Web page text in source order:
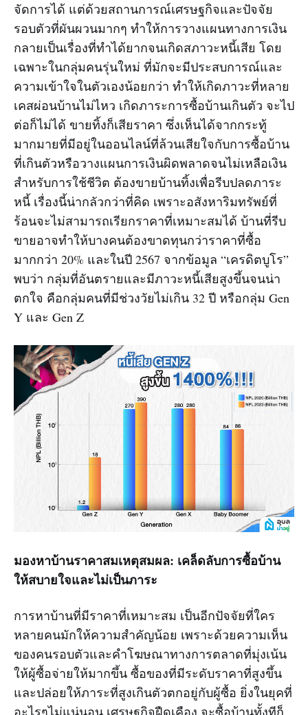
จัดการได้ แต่ด้วยสถานการณ์เศรษฐกิจและปัจจัย
รอบตัวที่ผันผวนมากๆ ทำให้การวางแผนทางการเงิน
กลายเป็นเรื่องที่ทำได้ยากจนเกิดสภาวะหนี้เสีย โดย
เฉพาะในกลุ่มคนรุ่นใหม่ ที่มักจะมีประสบการณ์และ
ความเข้าใจในตัวเองน้อยกว่า ทำให้เกิดภาวะที่หลาย
เคสผ่อนบ้านไม่ไหว เกิดภาระการซื้อบ้านเกินตัว จะไป
ต่อก็ไม่ได้ ขายทิ้งก็เสียราคา ซึ่งเห็นได้จากกระทู้
มากมายที่มีอยู่ในออนไลน์ที่ล้วนเสียใจกับการซื้อบ้าน
ที่เกินตัวหรือวางแผนการเงินผิดพลาดจนไม่เหลือเงิน
สำหรับการใช้ชีวิต ต้องขายบ้านทิ้งเพื่อรีบปลดภาระ
หนี้ เรื่องนี้น่ากลัวกว่าที่คิด เพราะอสังหาริมทรัพย์ที่
ร้อนจะไม่สามารถเรียกราคาที่เหมาะสมได้ บ้านที่รีบ
ขายอาจทำให้บางคนต้องขาดทุนกว่าราคาที่ซื้อ
มากกว่า 20% และในปี 2567 จากข้อมูล “เครดิตบูโร”
พบว่า กลุ่มที่อันตรายและมีภาวะหนี้เสียสูงขึ้นจนน่า
ตกใจ คือกลุ่มคนที่มีช่วงวัยไม่เกิน 32 ปี หรือกลุ่ม Gen
Y และ Gen Z
มองหาบ้านราคาสมเหตุสมผล: เคล็ดลับการซื้อบ้าน
ให้สบายใจและไม่เป็นภาระ
การหาบ้านที่มีราคาที่เหมาะสม เป็นอีกปัจจัยที่ใคร
หลายคนมักให้ความสำคัญน้อย เพราะด้วยความเห็น
ของคนรอบตัวและคำโฆษณาทางการตลาดที่มุ่งเน้น
ให้ผู้ซื้อจ่ายให้มากขึ้น ซื้อของที่มีระดับราคาที่สูงขึ้น
และปล่อยให้ภาระที่สูงเกินตัวตกอยู่กับผู้ซื้อ ยิ่งในยุคที่
อะไรๆไม่แน่นอน เศรษฐกิจฝืดเคือง จะซื้อบ้านทั้งทีก็